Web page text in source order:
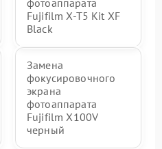
Fujifilm X-T5 Kit XF
Black
Замена
фокусировочного
экрана
фотоаппарата
Fujifilm X100V
черный